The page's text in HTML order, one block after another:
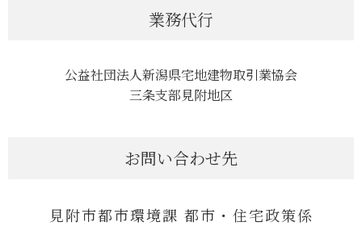
業務代行
公益社団法人新潟県宅地建物取引業協会
三条支部見附地区
お問い合わせ先
見附市都市環境課 都市・住宅政策係